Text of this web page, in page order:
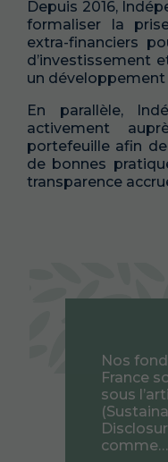
Depuis 2016,
formaliser la
extra-financiers
d’investissement
un développement
En parallèle,
activement
portefeuille afin
de bonnes
transparence
Nos
France
sous
comme…